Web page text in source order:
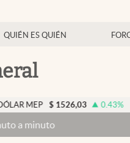
QUIÉN ES QUIÉN
$ 1526,03 0.43%